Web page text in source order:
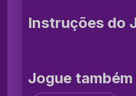
Instruções do
Jogue também